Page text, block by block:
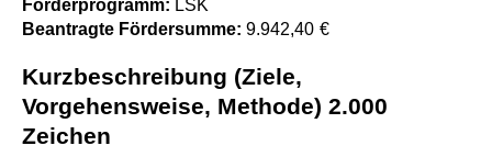
Förderprogramm: LSK
Beantragte Fördersumme: 9.942,40 €
Kurzbeschreibung (Ziele,
Vorgehensweise, Methode) 2.000
Zeichen